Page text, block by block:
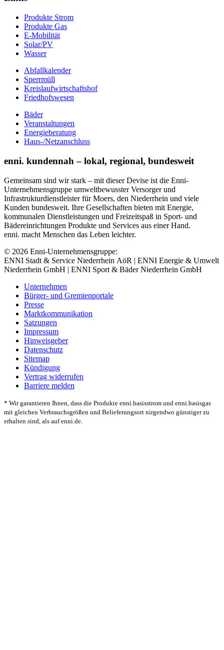
Produkte Strom
Produkte Gas
E-Mobilität
Solar/PV
Wasser
Abfallkalender
Sperrmüll
Kreislaufwirtschaftshof
Friedhofswesen
Bäder
Veranstaltungen
Energieberatung
Haus-/Netzanschluss
enni. kundennah – lokal, regional, bundesweit
Gemeinsam sind wir stark – mit dieser Devise ist die Enni-
Unternehmensgruppe umweltbewusster Versorger und
Infrastrukturdienstleister für Moers, den Niederrhein und viele
Kunden bundesweit. Ihre Gesellschaften bieten mit Energie,
kommunalen Dienstleistungen und Freizeitspaß in Sport- und
Bädereinrichtungen Produkte und Services aus einer Hand.
enni. macht Menschen das Leben leichter.
© 2026 Enni-Unternehmensgruppe:
ENNI Stadt & Service Niederrhein AöR | ENNI Energie & Umwelt
Niederrhein GmbH | ENNI Sport & Bäder Niederrhein GmbH
Unternehmen
Bürger- und Gremienportale
Presse
Marktkommunikation
Satzungen
Impressum
Hinweisgeber
Datenschutz
Sitemap
Kündigung
Vertrag widerrufen
Barriere melden
* Wir garantieren Ihnen, dass die Produkte enni.basisstrom und enni.basisgas
mit gleichen Verbrauchsgrößen und Belieferungsort nirgendwo günstiger zu
erhalten sind, als auf enni.de.